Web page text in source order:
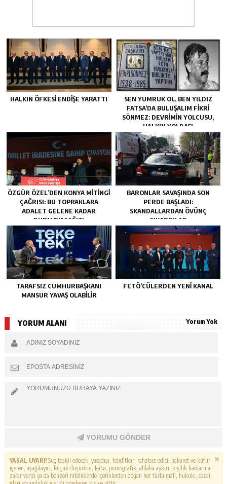
HALKIN ÖFKESI ENDIŞE YARATTI
SEN YUMRUK OL, BEN YILDIZ
FATSA’DA BULUŞALIM FIKRI
SÖNMEZ: DEVRIMIN YOLCUSU,
HALKIN YOLDAŞI
ÖZGÜR ÖZEL’DEN KONYA MITINGI
ÇAĞRISI: BU TOPRAKLARA
ADALET GELENE KADAR
DURMAYACAĞIZ!
BARONLAR SAVAŞINDA SON
PERDE BAŞLADI:
SKANDALLARDAN ÖVÜNÇ
ÇIKARDILAR
TARAFSIZ CUMHURBAŞKANI
MANSUR YAVAŞ OLABİLİR
FETÖ’CÜLERDEN YENI KANAL
YORUM ALANI Yorum Yok
YORUMU GÖNDER
YASAL UYARI!Suç teşkil edecek, yasadışı, tehditkar, rahatsız edici, hakaret ve küfür
içeren, aşağılayıcı, küçük düşürücü, kaba, pornografik, ahlaka aykırı, kişilik haklarına
zarar verici ya da benzeri niteliklerde içeriklerden doğan her türlü mali, hukuki, cezai,